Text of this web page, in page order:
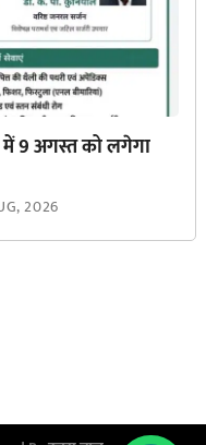
में 9 अगस्त को लगेगा
2026